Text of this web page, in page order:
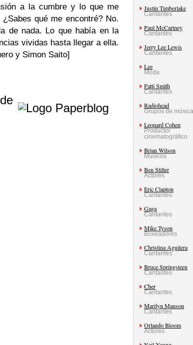
a la cumbre y lo que me
qué me encontré? No.
de nada. Lo que había en la
vividas hasta llegar a ella.
y Simon Saito]
Justin Timberlake
Cantantes
Paul McCartney
Cantantes
Jerry Lee Lewis
Cantantes
Lee
Moda
Patti Smith
Cantantes
Radiohead
Grupos de música
Leonard Cohen
Productor
cinematográfico
Brian Wilson
Músicos
Ben Stiller
Actores
Eric Clapton
Cantantes
Gaga
Cantantes
Mike Tyson
Boxeadores
Christina Aguilera
Cantantes
Bruce Springsteen
Cantantes
Cher
Cantantes
Marilyn Manson
Cantantes
Orlando Bloom
Actores